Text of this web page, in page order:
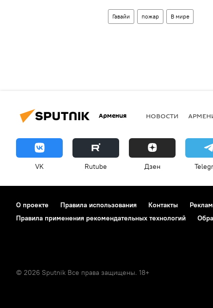
Гавайи пожар В мире
Армения НОВОСТИ
VK Rutube Дзен
О проекте Правила использования Контакты
Правила применения рекомендательных технологий
© 2026 Sputnik Все права защищены. 18+